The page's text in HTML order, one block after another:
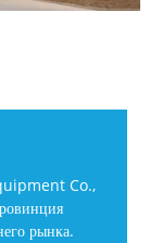
Co.,
рынка.